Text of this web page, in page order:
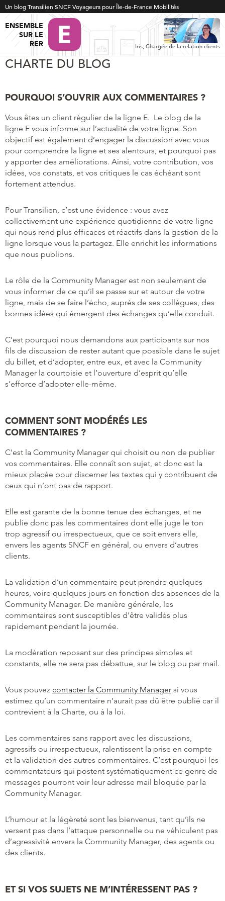
Un blog Transilien SNCF Voyageurs pour Île-de-France Mobilités
ENSEMBLE
SUR LE
RER
Iris, Chargée de la relation clients
CHARTE DU BLOG
POURQUOI S’OUVRIR AUX COMMENTAIRES ?
Vous êtes un client régulier de la ligne E. Le blog de la
ligne E vous informe sur l’actualité de votre ligne. Son
objectif est également d’engager la discussion avec vous
pour comprendre la ligne et ses alentours, et pourquoi pas
y apporter des améliorations. Ainsi, votre contribution, vos
idées, vos constats, et vos critiques le cas échéant sont
fortement attendus.
Pour Transilien, c’est une évidence : vous avez
collectivement une expérience quotidienne de votre ligne
qui nous rend plus efficaces et réactifs dans la gestion de la
ligne lorsque vous la partagez. Elle enrichit les informations
que nous publions.
Le rôle de la Community Manager est non seulement de
vous informer de ce qu’il se passe sur et autour de votre
ligne, mais de se faire l’écho, auprès de ses collègues, des
bonnes idées qui émergent des échanges qu’elle conduit.
C’est pourquoi nous demandons aux participants sur nos
fils de discussion de rester autant que possible dans le sujet
du billet, et d’adopter, entre eux, et avec la Community
Manager la courtoisie et l’ouverture d’esprit qu’elle
s’efforce d’adopter elle-même.
COMMENT SONT MODÉRÉS LES
COMMENTAIRES ?
C’est la Community Manager qui choisit ou non de publier
vos commentaires. Elle connaît son sujet, et donc est la
mieux placée pour discerner les textes qui y contribuent de
ceux qui n’ont pas de rapport.
Elle est garante de la bonne tenue des échanges, et ne
publie donc pas les commentaires dont elle juge le ton
trop agressif ou irrespectueux, que ce soit envers elle,
envers les agents SNCF en général, ou envers d’autres
clients.
La validation d’un commentaire peut prendre quelques
heures, voire quelques jours en fonction des absences de la
Community Manager. De manière générale, les
commentaires sont susceptibles d’être validés plus
rapidement pendant la journée.
La modération reposant sur des principes simples et
constants, elle ne sera pas débattue, sur le blog ou par mail.
Vous pouvez contacter la Community Manager si vous
estimez qu’un commentaire n’aurait pas dû être publié car il
contrevient à la Charte, ou à la loi.
Les commentaires sans rapport avec les discussions,
agressifs ou irrespectueux, ralentissent la prise en compte
et la validation des autres commentaires. C’est pourquoi les
commentateurs qui postent systématiquement ce genre de
messages pourront voir leur adresse mail bloquée par la
Community Manager.
L’humour et la légèreté sont les bienvenus, tant qu’ils ne
versent pas dans l’attaque personnelle ou ne véhiculent pas
d’agressivité envers la Community Manager, des agents ou
des clients.
ET SI VOS SUJETS NE M’INTÉRESSENT PAS ?